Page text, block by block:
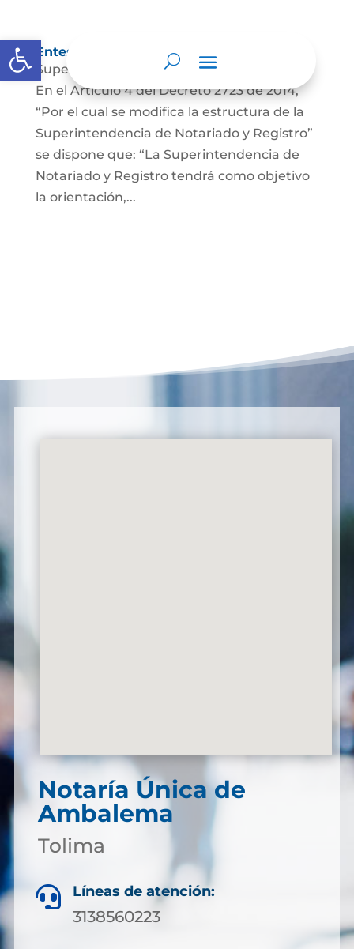
Abrir barra de herramientas
Entes y autoridades que lo vigilan
Superintendencia de Notariado y Registro
En el Artículo 4 del Decreto 2723 de 2014,
“Por el cual se modifica la estructura de la
Superintendencia de Notariado y Registro”
se dispone que: “La Superintendencia de
Notariado y Registro tendrá como objetivo
la orientación,...
Notaría Única de
Ambalema
Tolima
 Líneas de atención:
3138560223